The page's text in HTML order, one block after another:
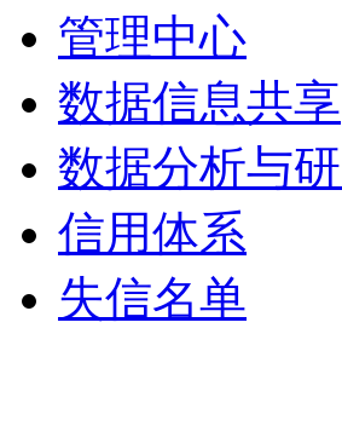
管理中心
数据信息共享
数据分析与
信用体系
失信名单